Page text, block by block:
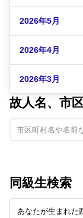
2026年5月
2026年4月
2026年3月
故人名、市
同級生検索